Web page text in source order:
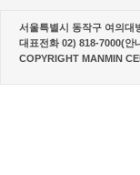
서울특별시 동작구 여의
대표전화 02) 818-7000(안
COPYRIGHT MANMIN